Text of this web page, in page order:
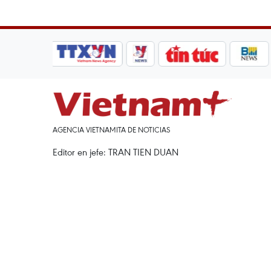
AGENCIA VIETNAMITA DE NOTICIAS
Editor en jefe: TRAN TIEN DUAN